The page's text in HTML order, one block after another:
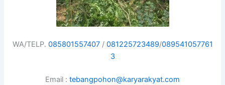
WA/TELP. 085801557407/ 081225723489/089541057761
3
Email : tebangpohon@karyarakyat.com